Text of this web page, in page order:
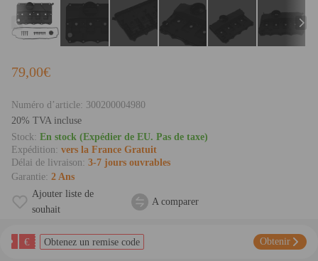
79,00€
Numéro d’article: 300200004980
20% TVA incluse
Stock: En stock (Expédier de EU. Pas de taxe)
Expédition: vers la France Gratuit
Délai de livraison: 3-7 jours ouvrables
Garantie: 2 Ans
Ajouter liste de
souhait
A comparer
€ Obtenez un remise code Obtenir